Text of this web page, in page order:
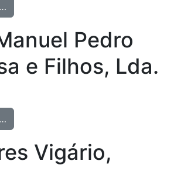
Pedro
e Filhos, Lda.
Vigário,